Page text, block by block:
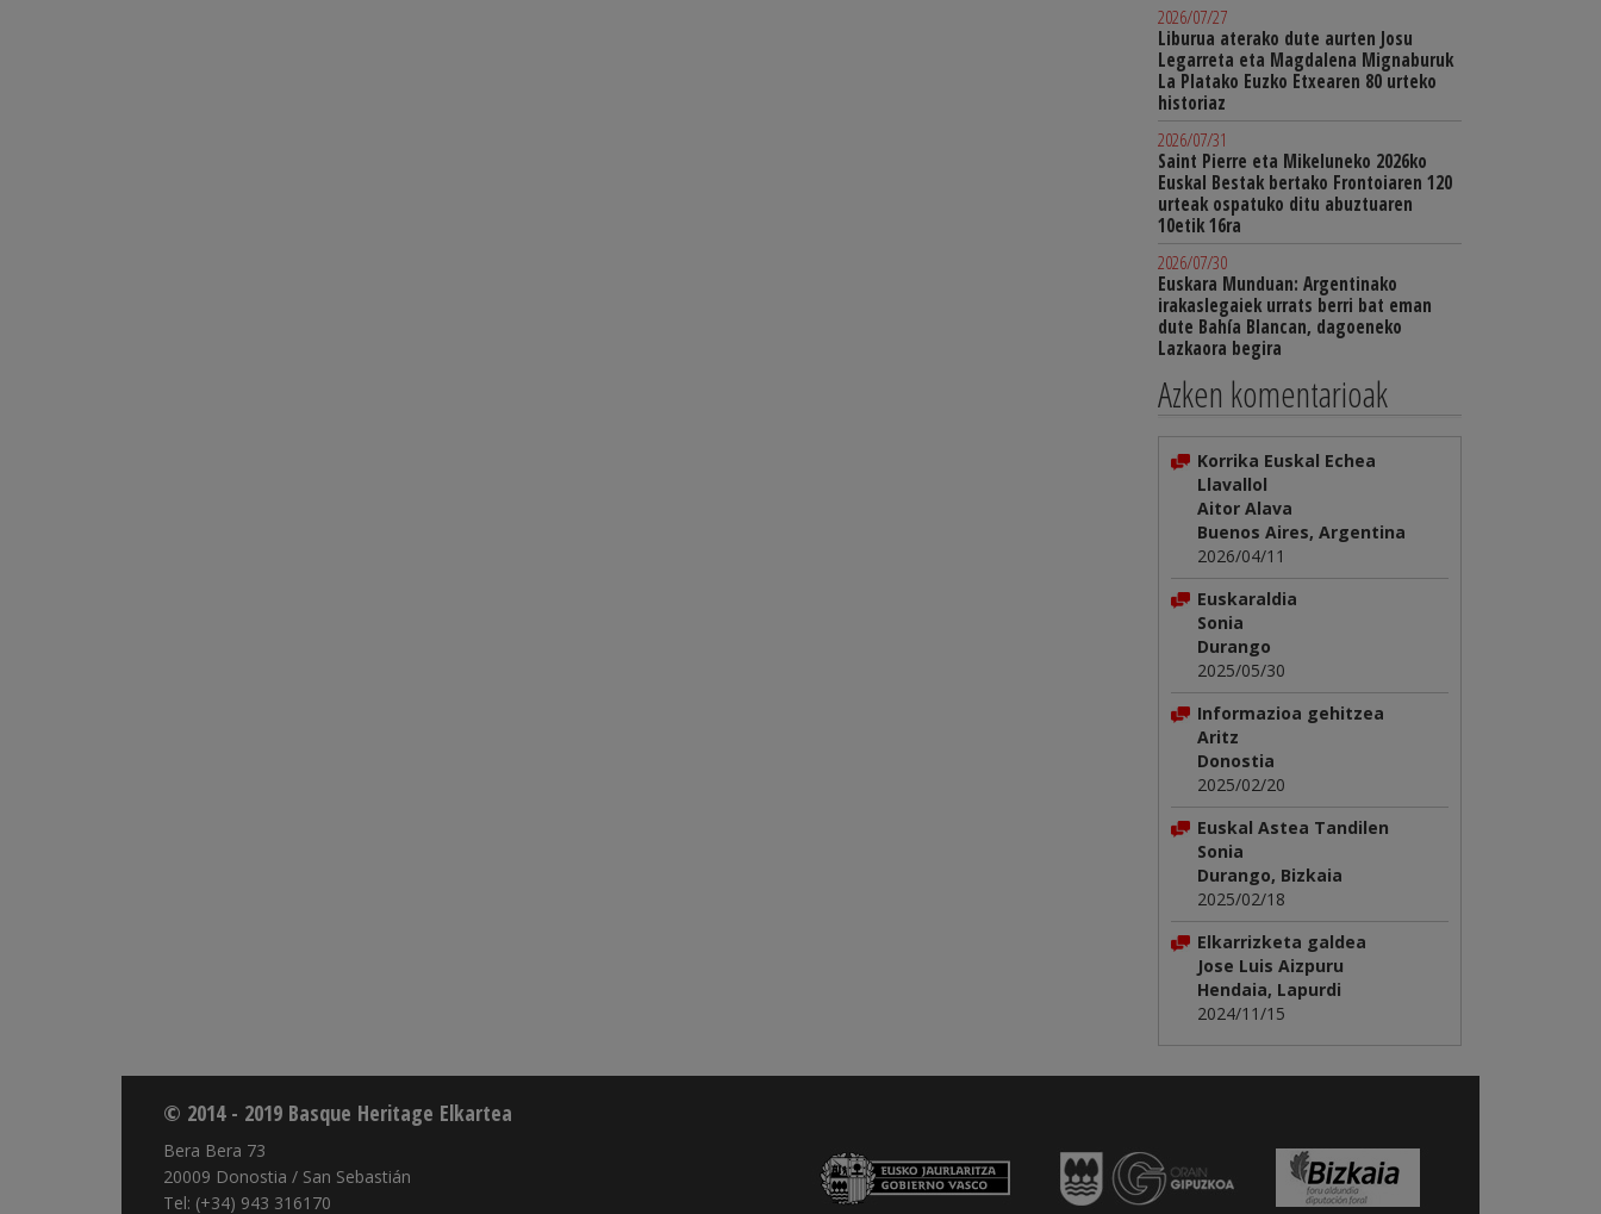
2026/07/27
Liburua aterako dute aurten Josu
Legarreta eta Magdalena Mignaburuk
La Platako Euzko Etxearen 80 urteko
historiaz
2026/07/31
Saint Pierre eta Mikeluneko 2026ko
Euskal Bestak bertako Frontoiaren 120
urteak ospatuko ditu abuztuaren
10etik 16ra
2026/07/30
Euskara Munduan: Argentinako
irakaslegaiek urrats berri bat eman
dute Bahía Blancan, dagoeneko
Lazkaora begira
Azken komentarioak
Korrika Euskal Echea
Llavallol
Aitor Alava
Buenos Aires, Argentina
2026/04/11
Euskaraldia
Sonia
Durango
2025/05/30
Informazioa gehitzea
Aritz
Donostia
2025/02/20
Euskal Astea Tandilen
Sonia
Durango, Bizkaia
2025/02/18
Elkarrizketa galdea
Jose Luis Aizpuru
Hendaia, Lapurdi
2024/11/15
© 2014 - 2019 Basque Heritage Elkartea
Bera Bera 73
20009 Donostia / San Sebastián
Tel: (+34) 943 316170